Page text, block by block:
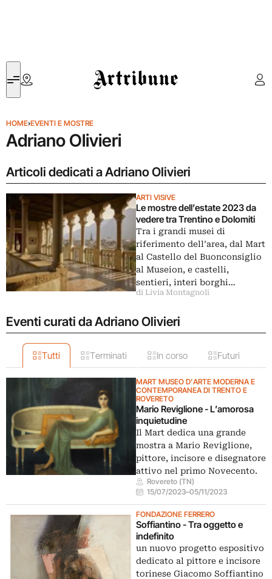
Artribune
HOME›EVENTI E MOSTRE
Adriano Olivieri
Articoli dedicati a Adriano Olivieri
ARTI VISIVE
Le mostre dell’estate 2023 da
vedere tra Trentino e Dolomiti
Tra i grandi musei di
riferimento dell’area, dal Mart
al Castello del Buonconsiglio
al Museion, e castelli,
sentieri, interi borghi…
di Livia Montagnoli
Eventi curati da Adriano Olivieri
Tutti Terminati In corso Futuri
MART MUSEO D'ARTE MODERNA E
CONTEMPORANEA DI TRENTO E
ROVERETO
Mario Reviglione - L’amorosa
inquietudine
Il Mart dedica una grande
mostra a Mario Reviglione,
pittore, incisore e disegnatore
attivo nel primo Novecento.
Rovereto (TN)
15/07/2023–05/11/2023
FONDAZIONE FERRERO
Soffiantino - Tra oggetto e
indefinito
un nuovo progetto espositivo
dedicato al pittore e incisore
torinese Giacomo Soffiantino